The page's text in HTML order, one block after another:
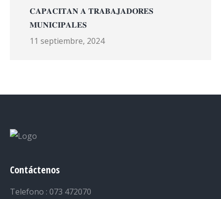
𝐂𝐀𝐏𝐀𝐂𝐈𝐓𝐀𝐍 𝐀 𝐓𝐑𝐀𝐁𝐀𝐉𝐀𝐃𝐎𝐑𝐄𝐒
𝐌𝐔𝐍𝐈𝐂𝐈𝐏𝐀𝐋𝐄𝐒
11 septiembre, 2024
Contáctenos
Telefono : 073 472070